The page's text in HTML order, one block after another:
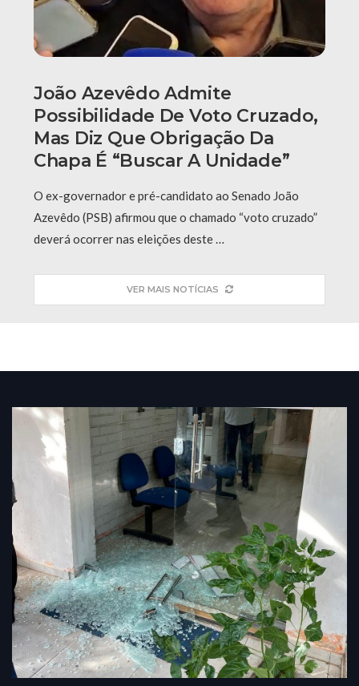
João Azevêdo Admite
Possibilidade De Voto Cruzado,
Mas Diz Que Obrigação Da
Chapa É “buscar A Unidade”
O ex-governador e pré-candidato ao Senado João
Azevêdo (PSB) afirmou que o chamado “voto cruzado”
deverá ocorrer nas eleições deste …
VER MAIS NOTÍCIAS